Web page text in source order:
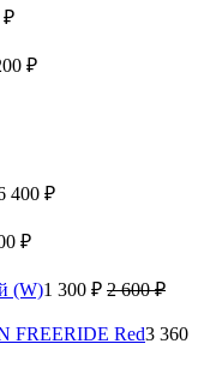
₽
₽
400 ₽
₽
(W)1 300 ₽ 2 600 ₽
FREERIDE Red3 360